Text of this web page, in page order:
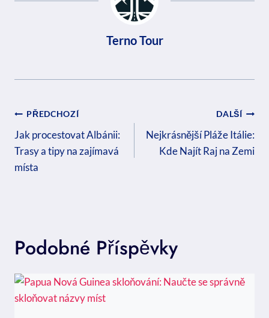
Terno Tour
Navigace
Pro
Příspěvek
PŘEDCHOZÍ
Jak procestovat Albánii:
Trasy a tipy na zajímavá
místa
DALŠÍ
Nejkrásnější Pláže Itálie:
Kde Najít Raj na Zemi
Podobné Příspěvky